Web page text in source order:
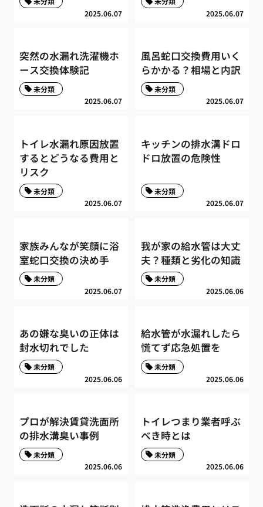
2025.06.07 2025.06.07
突然の水漏れ洗濯機ホ
ース交換体験記
2025.06.07
未分類
風呂蛇口交換費用いく
らかかる？相場と内訳
2025.06.07
未分類
トイレ水漏れ原因放置
するとどうなる費用と
リスク
2025.06.07
未分類
キッチンの排水溝ドロ
ドロ放置の危険性
2025.06.07
未分類
家族みんなが笑顔に浴
室蛇口交換の決め手
2025.06.07
未分類
我が家の給水管は大丈
夫？種類と劣化の知識
2025.06.06
未分類
あの嫌な臭いの正体は
封水切れでした
2025.06.06
未分類
給水管が水漏れしたら
慌てず応急処置を
2025.06.06
未分類
プロが解決賃貸洗面所
の排水溝臭い事例
2025.06.06
未分類
トイレつまり業者呼ぶ
べき時とは
2025.06.06
未分類